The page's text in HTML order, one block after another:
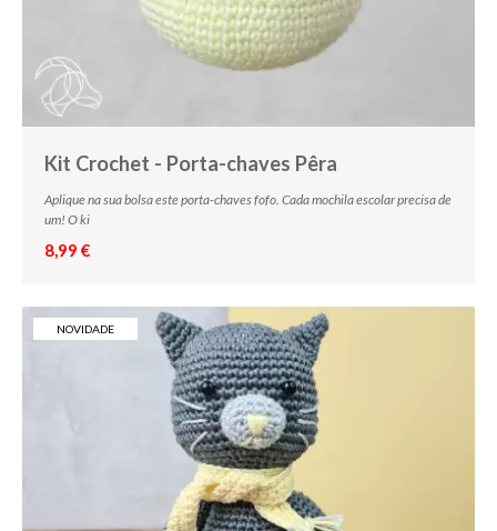
Kit Crochet - Porta-chaves Pêra
Aplique na sua bolsa este porta-chaves fofo. Cada mochila escolar precisa de
um! O ki
8,99 €
NOVIDADE